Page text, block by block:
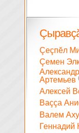
Çеçпĕл
Çемен
Александр
Артемьев
Алексей
Ваççа
Валем